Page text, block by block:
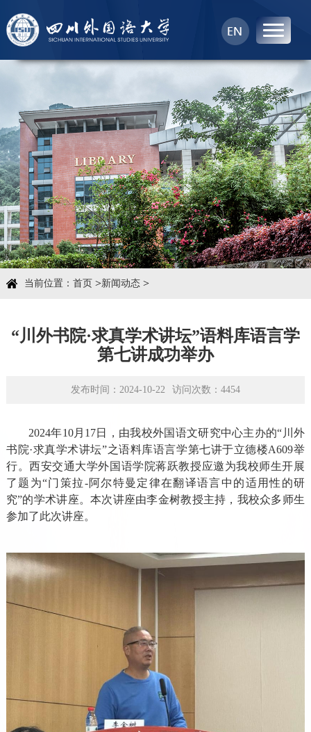
首页
中心概况
科学研究
学术团队
学术交流
当前位置： 首页>新闻动态>
“川外书院·求真学术讲坛”语料库语言学
第七讲成功举办
发布时间：2024-10-22 访问次数： 4454
2024年10月17日，由我校外国语文研究中心主办的“川外
书院·求真学术讲坛”之语料库语言学第七讲于立德楼A609举
行。西安交通大学外国语学院蒋跃教授应邀为我校师生开展
了题为“门策拉-阿尔特曼定律在翻译语言中的适用性的研
究”的学术讲座。本次讲座由李金树教授主持，我校众多师生
参加了此次讲座。